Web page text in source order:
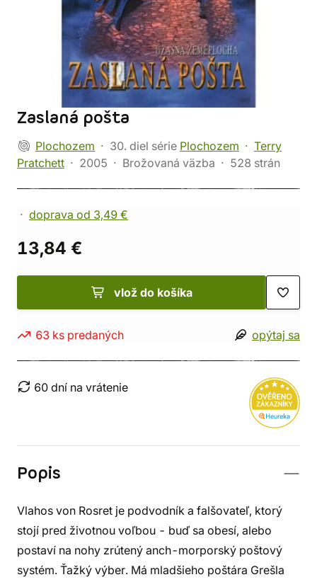
Zaslaná pošta
Plochozem 30. diel série Plochozem
Terry
Pratchett
2005 Brožovaná väzba 528 strán
doprava od 3,49 €
13,84 €
vlož do košíka
63 ks predaných opýtaj sa
60 dní na vrátenie
Popis
Vlahos von Rosret je podvodník a falšovateľ, ktorý
stojí pred životnou voľbou - buď sa obesí, alebo
postaví na nohy zrútený anch-morporský poštový
systém. Ťažký výber. Má mladšieho poštára Grešla